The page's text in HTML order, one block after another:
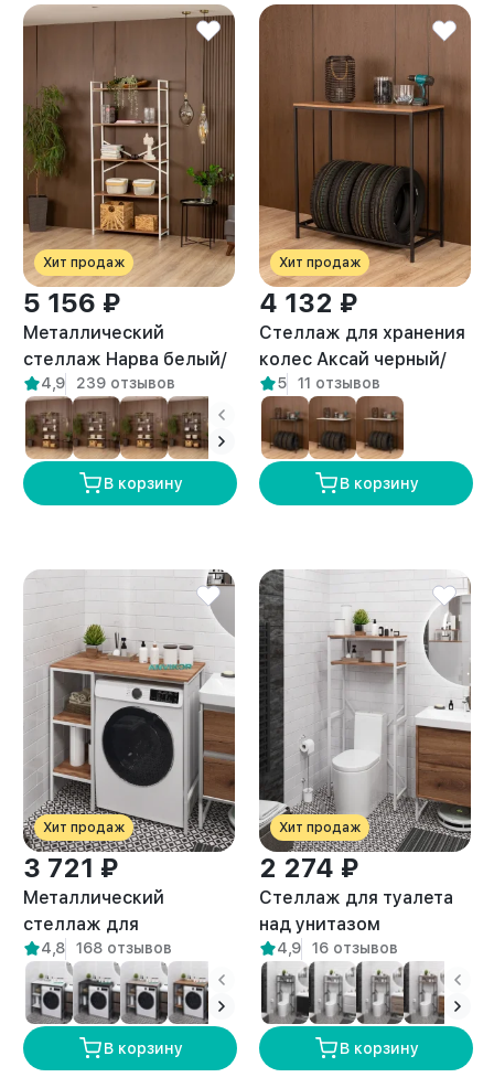
Хит продаж
5 156 ₽
Металлический
стеллаж Нарва белый/
амаретто
4,9 239 отзывов
В корзину
Хит продаж
4 132 ₽
Стеллаж для хранения
колес Аксай черный/
амаретто
5 11 отзывов
В корзину
Хит продаж
3 721 ₽
Металлический
стеллаж для
стиральной машины
лофт Сомма белый/
амаретто
4,8 168 отзывов
В корзину
Хит продаж
2 274 ₽
Стеллаж для туалета
над унитазом
металлический лофт
Ильма белый/амаретто
4,9 16 отзывов
В корзину